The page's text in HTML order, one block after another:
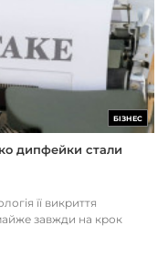
БІЗНЕС
дипфейки стали
її викриття
завжди на крок